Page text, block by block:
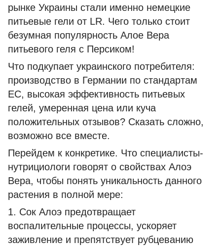
рынке Украины стали именно немецкие
питьевые гели от LR. Чего только стоит
безумная популярность Алое Вера
питьевого геля с Персиком!
Что подкупает украинского потребителя:
производство в Германии по стандартам
ЕС, высокая эффективность питьевых
гелей, умеренная цена или куча
положительных отзывов? Сказать сложно,
возможно все вместе.
Перейдем к конкретике. Что специалисты-
нутрициологи говорят о свойствах Алоэ
Вера, чтобы понять уникальность данного
растения в полной мере:
1. Сок Алоэ предотвращает
воспалительные процессы, ускоряет
заживление и препятствует рубцеванию